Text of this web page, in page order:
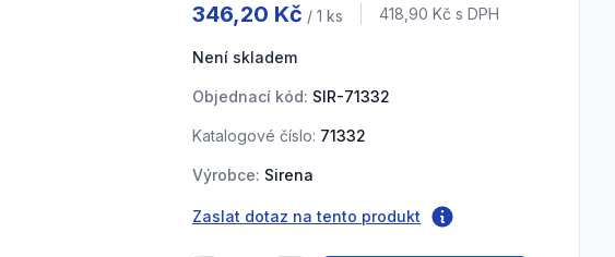
346,20 Kč / 1 ks Cena s DPH
418,90 Kč s DPH
Není skladem
Objednací kód: SIR-71332
Katalogové číslo: 71332
Výrobce: Sirena
Zaslat dotaz na tento produkt